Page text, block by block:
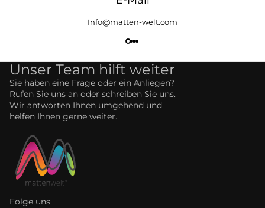
Info@matten-welt.com
Unser Team hilft weiter
Sie haben eine Frage oder ein Anliegen?
Rufen Sie uns an oder schreiben Sie uns.
Wir antworten Ihnen umgehend und
helfen Ihnen gerne weiter.
Folge uns